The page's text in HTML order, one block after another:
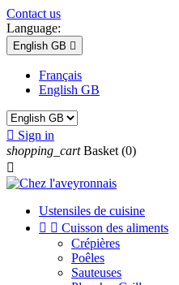
Contact us
Language:
English GB 
Français
English GB
 Sign in
shopping_cart Basket (0)

Ustensiles de cuisine
  Cuisson des aliments
Crépières
Poêles
Sauteuses